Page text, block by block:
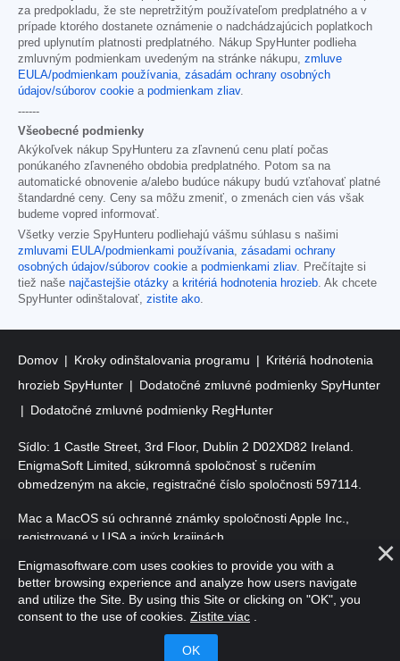
za predpokladu, že ste nepretržitým používateľom predplatného a v
prípade ktorého dostanete oznámenie o nadchádzajúcich poplatkoch
pred uplynutím platnosti predplatného. Nákup SpyHunter podlieha
zmluvným podmienkam uvedeným na stránke nákupu, zmluve
EULA/podmienkam používania, zásadám ochrany osobných
údajov/súborov cookie a podmienkam zliav.
------
Všeobecné podmienky
Akýkoľvek nákup SpyHunteru za zľavnenú cenu platí počas
ponúkaného zľavneného obdobia predplatného. Potom sa na
automatické obnovenie a/alebo budúce nákupy budú vzťahovať platné
štandardné ceny. Ceny sa môžu zmeniť, o zmenách cien vás však
budeme vopred informovať.
Všetky verzie SpyHunteru podliehajú vášmu súhlasu s našimi
zmluvami EULA/podmienkami používania, zásadami ochrany
osobných údajov/súborov cookie a podmienkami zliav. Prečítajte si
tiež naše najčastejšie otázky a kritériá hodnotenia hrozieb. Ak chcete
SpyHunter odinštalovať, zistite ako.
Domov Kroky odinštalovania programu
Kritériá hodnotenia
hrozieb SpyHunter
Dodatočné zmluvné podmienky SpyHunter
Dodatočné zmluvné podmienky RegHunter
Sídlo: 1 Castle Street, 3rd Floor, Dublin 2 D02XD82 Ireland.
EnigmaSoft Limited, súkromná spoločnosť s ručením
obmedzeným na akcie, registračné číslo spoločnosti 597114.
Mac a MacOS sú ochranné známky spoločnosti Apple Inc.,
registrované v USA a iných krajinách.
Copyright 2016-2026 . EnigmaSoft Ltd. Všetky práva vyhradené.
Enigmasoftware.com uses cookies to provide you with a
better browsing experience and analyze how users navigate
and utilize the Site. By using this Site or clicking on "OK", you
consent to the use of cookies. Zistite viac